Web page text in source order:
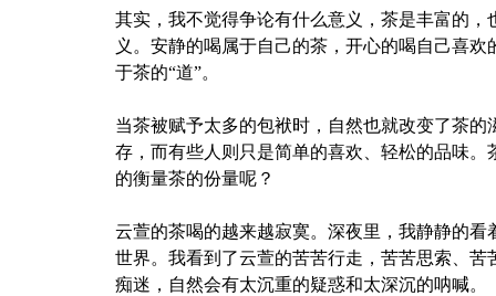
其实，我不觉得争论有什么意义，茶是丰富的
义。安静的喝属于自己的茶，开心的喝自己喜
于茶的“道”。
当茶被赋予太多的包袱时，自然也就改变了茶
存，而有些人则只是简单的喜欢、轻松的品味
的衡量茶的份量呢？
云萱的茶喝的越来越寂寞。深夜里，我静静的
世界。我看到了云萱的苦苦行走，苦苦思索、
痴迷，自然会有太沉重的疑惑和太深沉的呐喊。